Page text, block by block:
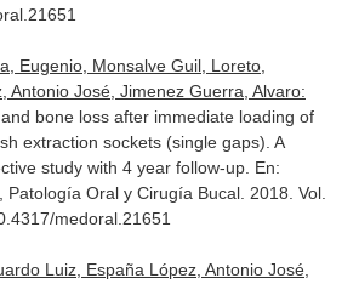
Eugenio, Monsalve Guil, Loreto,
Antonio José, Jimenez Guerra, Alvaro:
bone loss after immediate loading of
extraction sockets (single gaps). A
study with 4 year follow-up. En:
Patología Oral y Cirugía Bucal. 2018. Vol.
medoral.21651
Luiz, España López, Antonio José,